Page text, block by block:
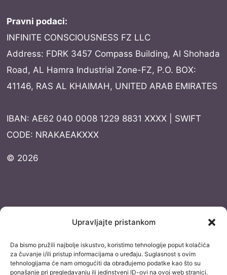
Upravljajte pristankom
Da bismo pružili najbolje iskustvo, koristimo tehnologije poput kolačića
za čuvanje i/ili pristup informacijama o uređaju. Suglasnost s ovim
tehnologijama će nam omogućiti da obrađujemo podatke kao što su
ponašanje pri pregledavanju ili jedinstveni ID-ovi na ovoj web stranici.
Pravni podaci:
INFINITE CONSCIOUSNESS FZ LLC
Address: FDRK 3457 Compass Building, Al Shohada
Road, AL Hamra Industrial Zone-FZ, P.O. BOX:
41146, RAS AL KHAIMAH, UNITED ARAB EMIRATES
IBAN: AE62 040 0008 1229 8831 XXXX | SWIFT
CODE: NRAKAEAKXXX
© 2026
Uvjeti korištenja
Izjava o izuzimanju od odgovornosti